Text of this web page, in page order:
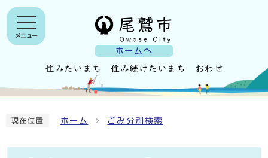
ホームへ
メニュー
現在位置 ホーム ごみ分別検索